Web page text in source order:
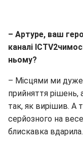
– Артуре, ваш
каналі ICTV2
ньому?
– Місцями ми дуже
прийняття
так, як вирішив. А
серйозного на
блискавка